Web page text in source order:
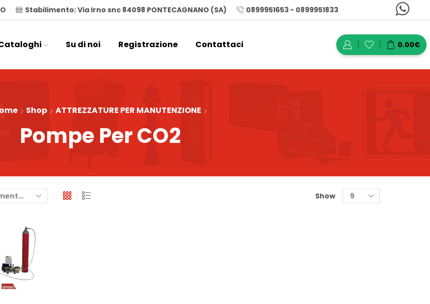
Stabilimento: Via Irno snc 84098 PONTECAGNANO (SA) 0899951653 - 0899951833
Su di noi Registrazione Contattaci 0.00€
Shop ATTREZZATURE PER MANUTENZIONE
Pompe Per CO2
Show